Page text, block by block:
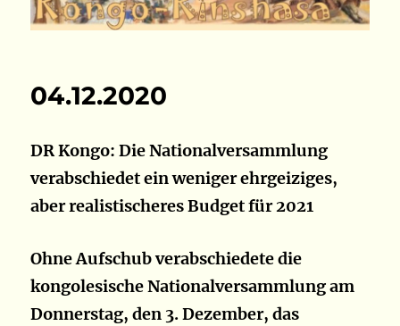
04.12.2020
DR Kongo: Die Nationalversammlung
verabschiedet ein weniger ehrgeiziges,
aber realistischeres Budget für 2021
Ohne Aufschub verabschiedete die
kongolesische Nationalversammlung am
Donnerstag, den 3. Dezember, das